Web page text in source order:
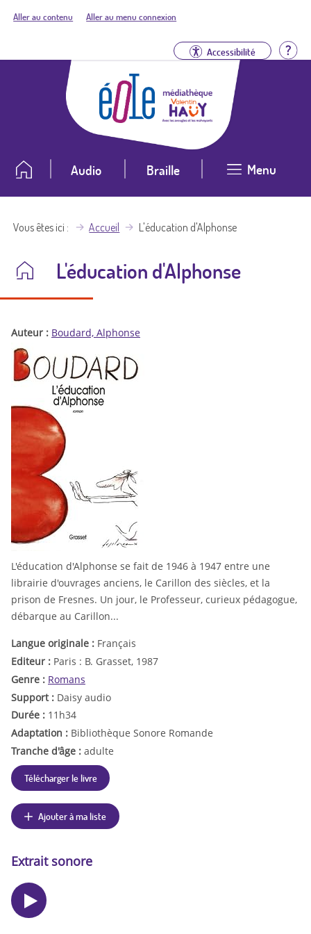
Aller au contenu Aller au menu connexion
Accessibilité
Audio Braille Menu
Vous êtes ici Accueil L'éducation d'Alphonse
L'éducation d'Alphonse
Auteur : Boudard, Alphonse
L'éducation d'Alphonse se fait de 1946 à 1947 entre une
librairie d'ouvrages anciens, le Carillon des siècles, et la
prison de Fresnes. Un jour, le Professeur, curieux pédagogue,
débarque au Carillon...
Langue originale : Français
Editeur : Paris : B. Grasset, 1987
Genre : Romans
Support : Daisy audio
Durée : 11h34
Adaptation : Bibliothèque Sonore Romande
Tranche d'âge : adulte
Télécharger le livre
Ajouter à ma liste
Extrait sonore